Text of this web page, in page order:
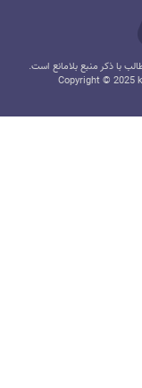
با ذکر منبع بلامانع است.
Copyright © 2025